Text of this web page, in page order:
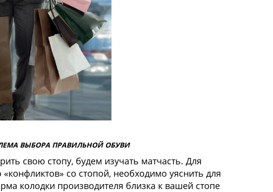
ВЫБОРА ПРАВИЛЬНОЙ ОБУВИ
свою стопу, будем изучать матчасть. Для
со стопой, необходимо уяснить для
колодки производителя близка к вашей стопе